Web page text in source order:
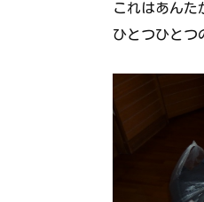
これはあん
ひとつひとつ